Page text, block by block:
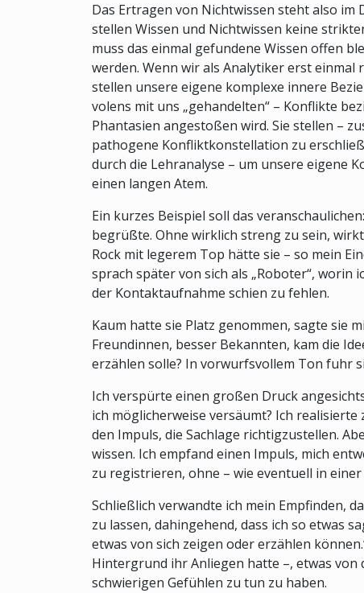
Das Ertragen von Nichtwissen steht also im
stellen Wissen und Nichtwissen keine
muss das einmal gefundene Wissen offen
werden. Wenn wir als Analytiker erst einmal
stellen unsere eigene komplexe innere
volens mit uns „gehandelten“ – Konflikte
Phantasien angestoßen wird. Sie stellen –
pathogene Konfliktkonstellation zu
durch die Lehranalyse – um unsere eigene
einen langen Atem.
Ein kurzes Beispiel soll das
begrüßte. Ohne wirklich streng zu sein,
Rock mit legerem Top hätte sie – so mein
sprach später von sich als „Roboter“,
der Kontaktaufnahme schien zu fehlen.
Kaum hatte sie Platz genommen, sagte sie
Freundinnen, besser Bekannten, kam die
erzählen solle? In vorwurfsvollem Ton fuhr
Ich verspürte einen großen Druck
ich möglicherweise versäumt? Ich
den Impuls, die Sachlage richtigzustellen.
wissen. Ich empfand einen Impuls, mich
zu registrieren, ohne – wie eventuell in
Schließlich verwandte ich mein Empfinden,
zu lassen, dahingehend, dass ich so etwas
etwas von sich zeigen oder erzählen
Hintergrund ihr Anliegen hatte –, etwas von
schwierigen Gefühlen zu tun zu haben.